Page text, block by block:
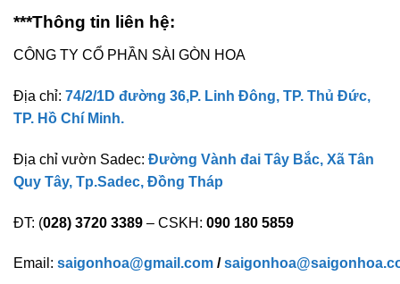
***Thông tin liên hệ:
CÔNG TY CỔ PHẦN SÀI GÒN HOA
Địa chỉ: 74/2/1D đường 36,P. Linh Đông, TP. Thủ Đức,
TP. Hồ Chí Minh.
Địa chỉ vườn Sadec: Đường Vành đai Tây Bắc, Xã Tân
Quy Tây, Tp.Sadec, Đồng Tháp
ĐT: (028) 3720 3389 – CSKH: 090 180 5859
Email: saigonhoa@gmail.com /